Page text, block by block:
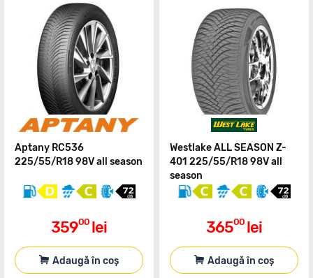
Aptany RC536
225/55/R18 98V all season
35900 lei
Adaugă în coș
Westlake ALL SEASON Z-
401 225/55/R18 98V all
season
36500 lei
Adaugă în coș